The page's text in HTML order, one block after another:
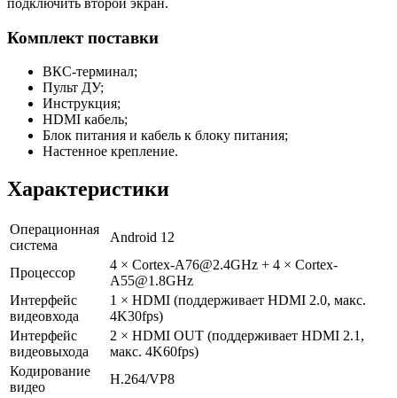
подключить второй экран.
Комплект поставки
ВКС-терминал;
Пульт ДУ;
Инструкция;
HDMI кабель;
Блок питания и кабель к блоку питания;
Настенное крепление.
Характеристики
Операционная
система
Android 12
Процессор
4 × Cortex-A76@2.4GHz + 4 × Cortex-
A55@1.8GHz
Интерфейс
видеовхода
1 × HDMI (поддерживает HDMI 2.0, макс.
4K30fps)
Интерфейс
видеовыхода
2 × HDMI OUT (поддерживает HDMI 2.1,
макс. 4K60fps)
Кодирование
видео
H.264/VP8